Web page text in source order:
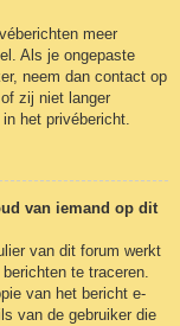
meer
Als je ongepaste
neem dan contact op
zij niet langer
het privébericht.
van iemand op dit
van dit forum werkt
te traceren.
van het bericht e-
van de gebruiker die